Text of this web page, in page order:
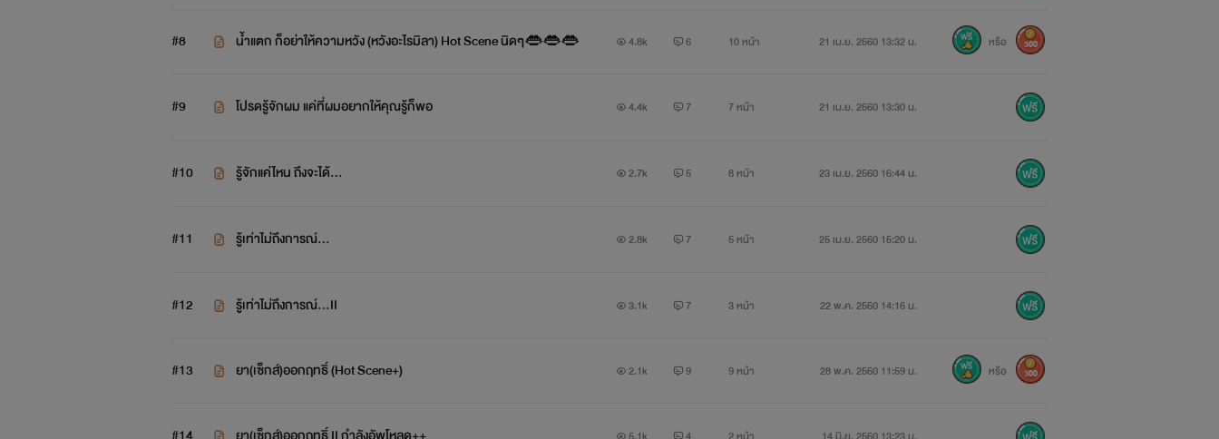
มีผู้ชายหล่อ..ล่ำ..ลีลาดีอยู่ข้างบ้าน ช่างเป็นลาภอันประเสริฐที่สุด
#8 น้ำแตก ก็อย่าให้ความหวัง (หวังอะไรมิลา) Hot Scene นิดๆ👄👄👄 4.8k 6 10 หน้า 21 เม.ย. 2560 13:32 น. หรือ 300
#9 โปรดรู้จักผม แค่ที่ผมอยากให้คุณรู้ก็พอ 4.4k 7 7 หน้า 21 เม.ย. 2560 13:30 น.
#10 รู้จักแค่ไหน ถึงจะได้... 2.7k 5 8 หน้า 23 เม.ย. 2560 16:44 น.
#11 รู้เท่าไม่ถึงการณ์... 2.8k 7 5 หน้า 25 เม.ย. 2560 15:20 น.
#12 รู้เท่าไม่ถึงการณ์...II 3.1k 7 3 หน้า 22 พ.ค. 2560 14:16 น.
#13 ยา(เซ็กส์)ออกฤทธิ์ (Hot Scene+) 2.1k 9 9 หน้า 28 พ.ค. 2560 11:59 น. หรือ 300